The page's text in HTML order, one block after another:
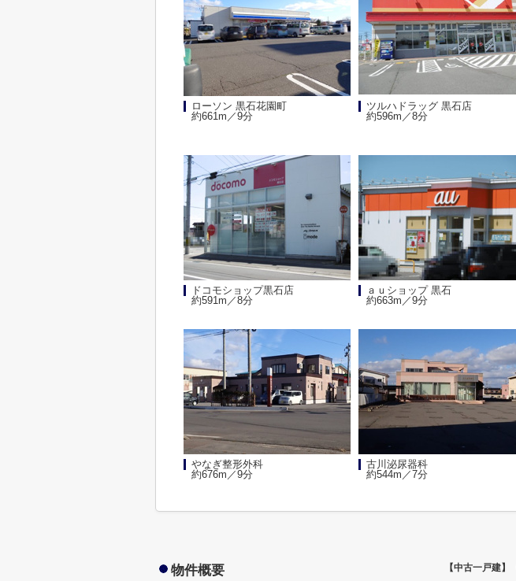
ローソン 黒石花園町
約661m／9分
ツルハドラッグ 黒石店
約596m／8分
ドコモショップ黒石店
約591m／8分
ａｕショップ 黒石
約663m／9分
やなぎ整形外科
約676m／9分
古川泌尿器科
約544m／7分
物件概要 【中古一戸建】